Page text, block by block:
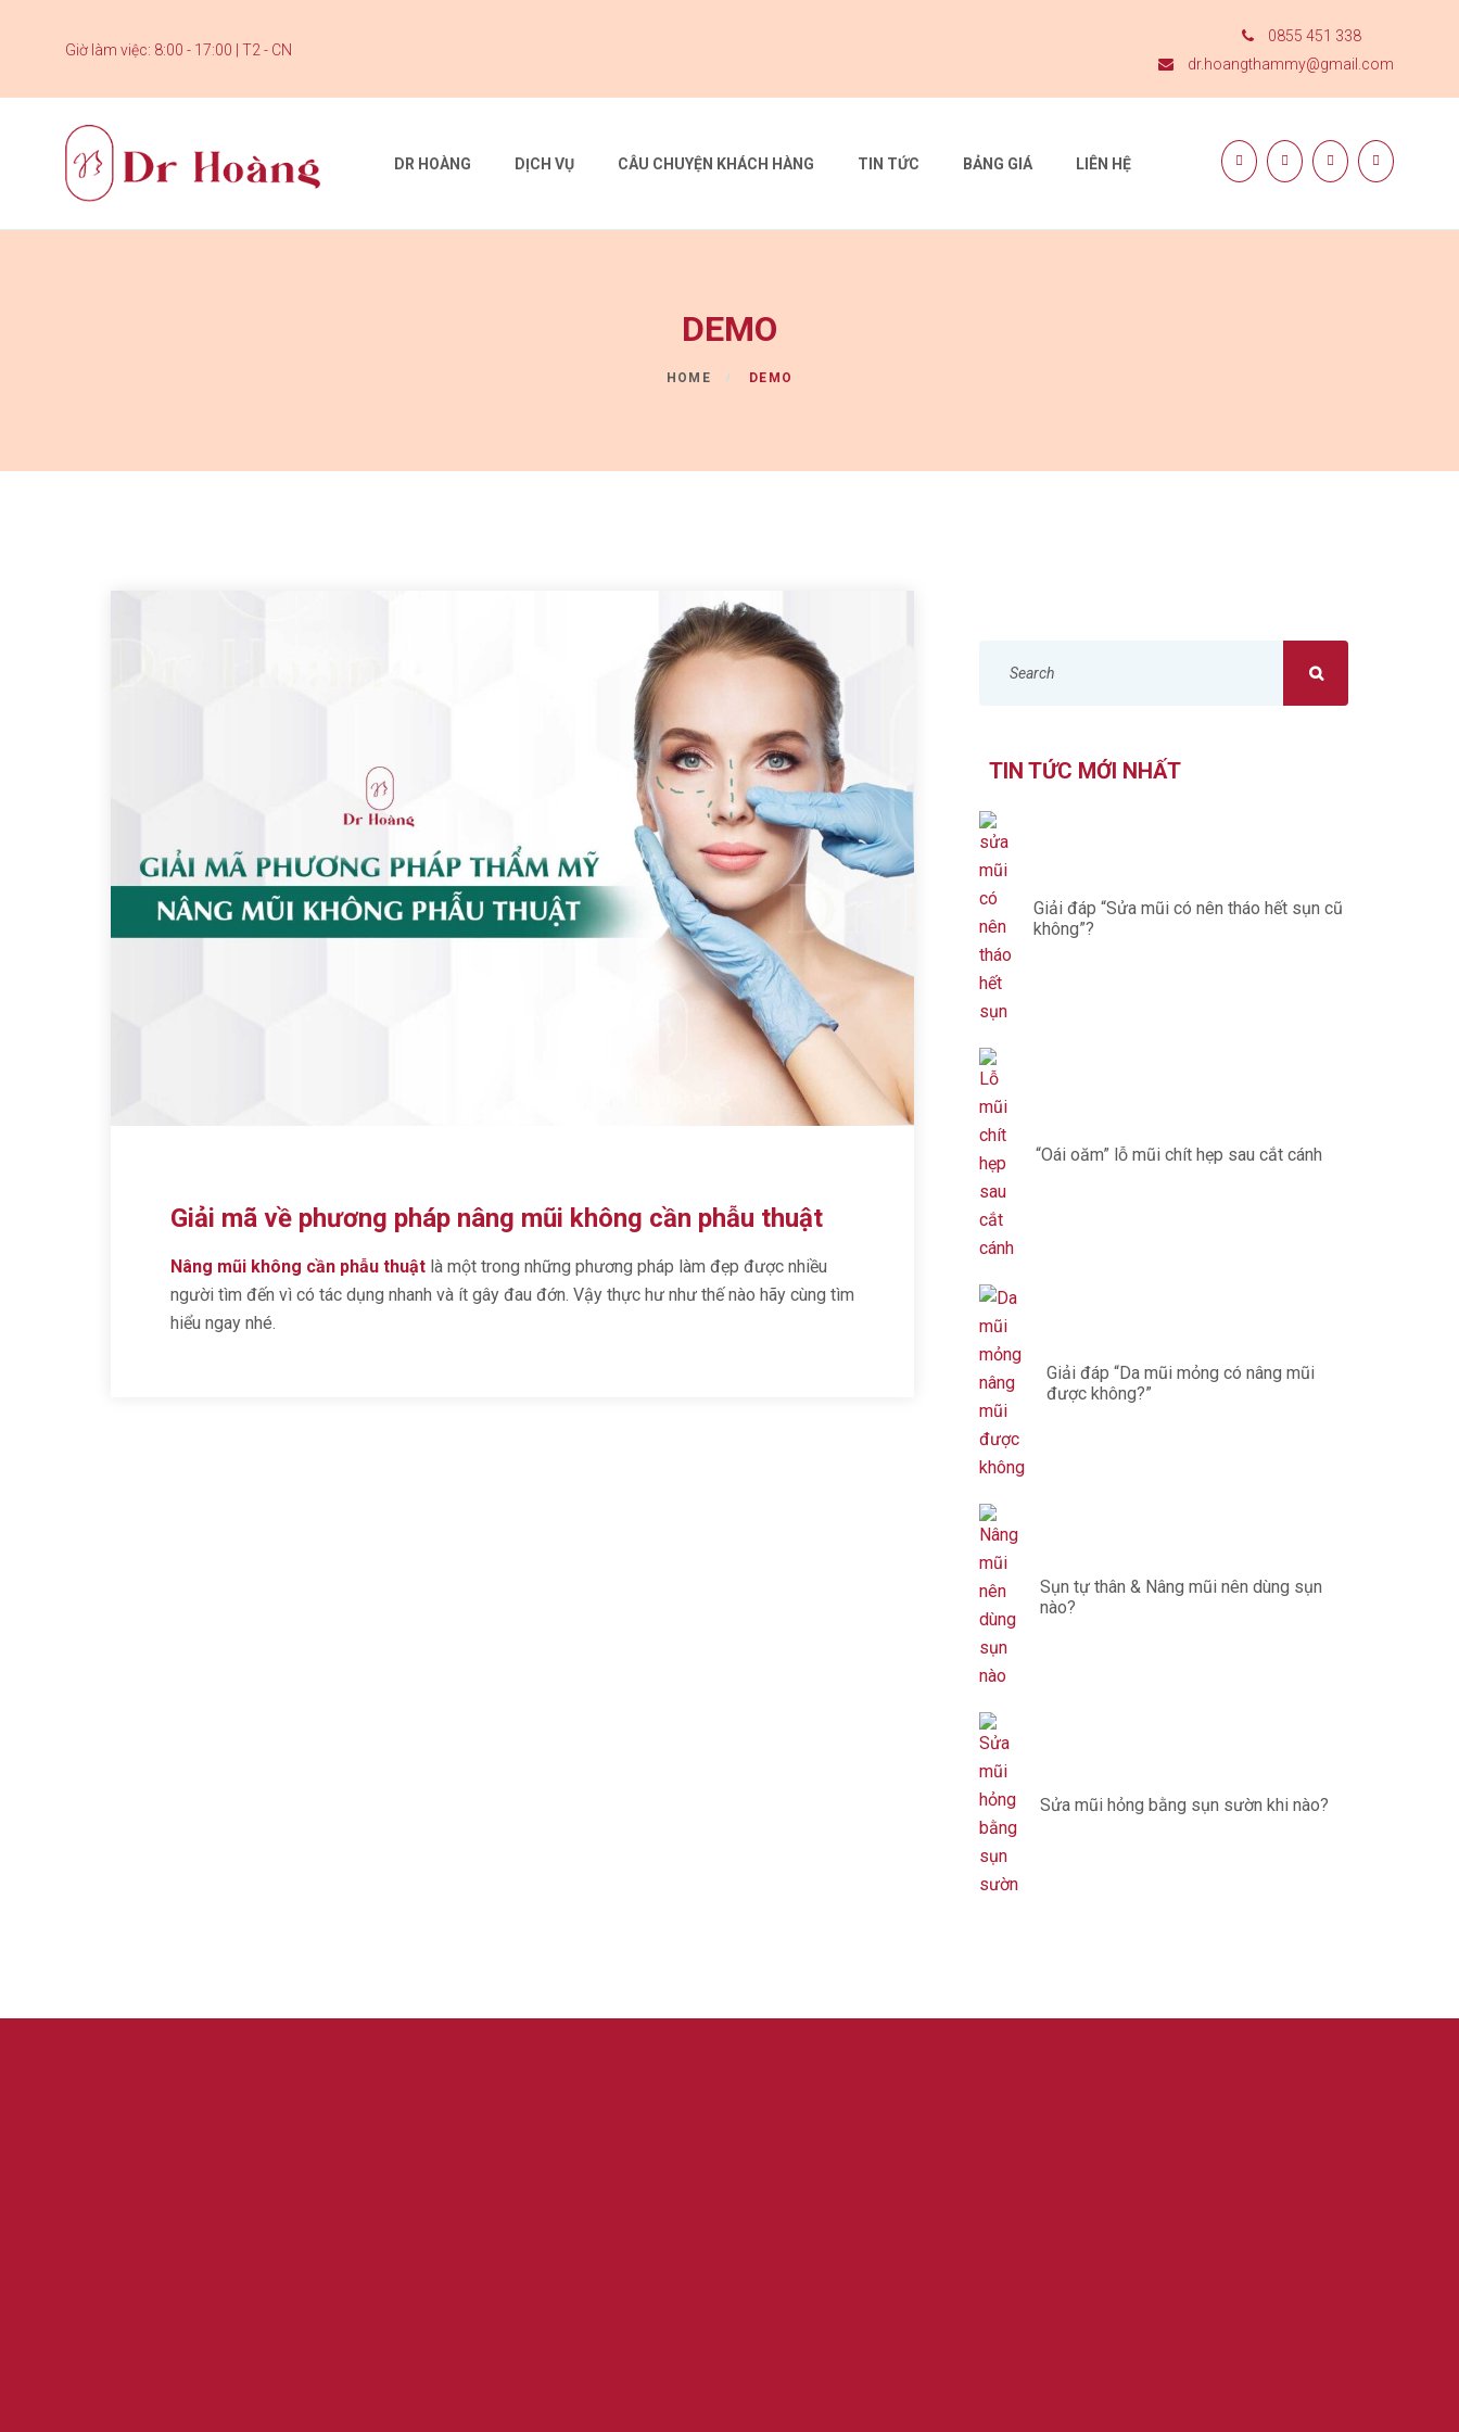
Giờ làm việc: 8:00 - 17:00 | T2 - CN
0855 451 338
dr.hoangthammy@gmail.com
DR HOÀNG DỊCH VỤ CÂU CHUYỆN KHÁCH HÀNG TIN TỨC BẢNG GIÁ LIÊN HỆ
DEMO
HOME DEMO
Giải mã về phương pháp nâng mũi không cần phẫu thuật
Nâng mũi không cần phẫu thuật là một trong những phương pháp làm đẹp được nhiều
người tìm đến vì có tác dụng nhanh và ít gây đau đớn. Vậy thực hư như thế nào hãy cùng tìm
hiểu ngay nhé.
TIN TỨC MỚI NHẤT
Giải đáp “Sửa mũi có nên tháo hết sụn cũ
không”?
“Oái oăm” lỗ mũi chít hẹp sau cắt cánh
Giải đáp “Da mũi mỏng có nâng mũi
được không?”
Sụn tự thân & Nâng mũi nên dùng sụn
nào?
Sửa mũi hỏng bằng sụn sườn khi nào?